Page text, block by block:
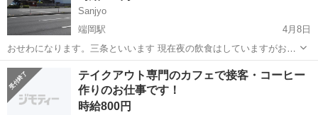
Sanjyo
端岡駅
4月8日
おせわになります。三条といいます 現在夜の飲食はしていますがお昼
はキッチンが空いています。 もしシェアできるならと思い書かせても
らいました。 週2や週4で すこし飲食をやってみたいなどありました
ら ご相談にのります。
香川 端岡駅 カフェ
テイクアウト専門のカフェで接客・コーヒー
作りのお仕事です！
時給800円